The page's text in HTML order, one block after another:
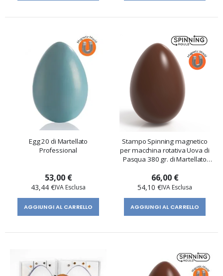
Egg 20 di Martellato
Professional
53,00 €
43,44 €
AGGIUNGI AL CARRELLO
Stampo Spinning magnetico
per macchina rotativa Uova di
Pasqua 380 gr. di Martellato
66,00 €
54,10 €
AGGIUNGI AL CARRELLO